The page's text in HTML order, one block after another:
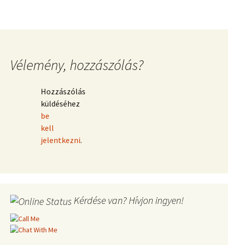
Vélemény, hozzászólás?
Hozzászólás
küldéséhez
be
kell
jelentkezni.
Kérdése van? Hívjon ingyen!